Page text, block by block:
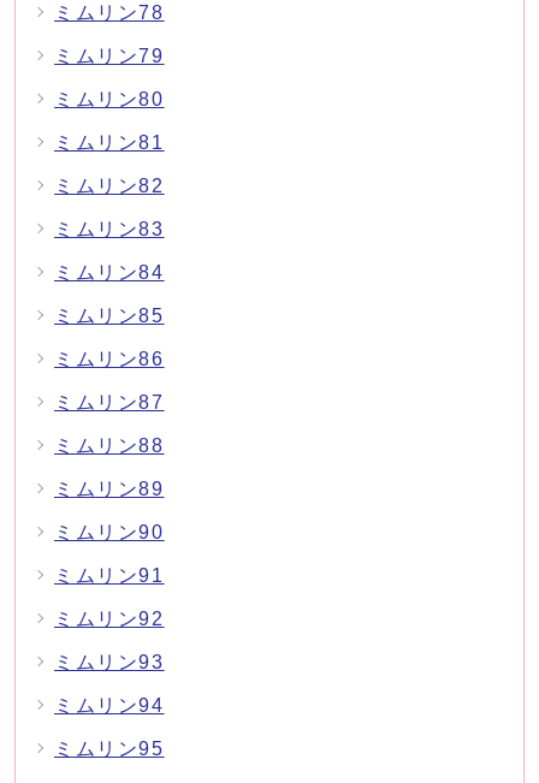
ミムリン78
ミムリン79
ミムリン80
ミムリン81
ミムリン82
ミムリン83
ミムリン84
ミムリン85
ミムリン86
ミムリン87
ミムリン88
ミムリン89
ミムリン90
ミムリン91
ミムリン92
ミムリン93
ミムリン94
ミムリン95